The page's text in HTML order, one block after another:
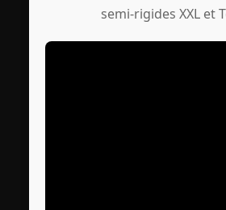
semi-rigides XXL et